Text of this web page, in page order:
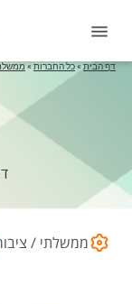
דף הבית »כל החברות »
ממשלתי /